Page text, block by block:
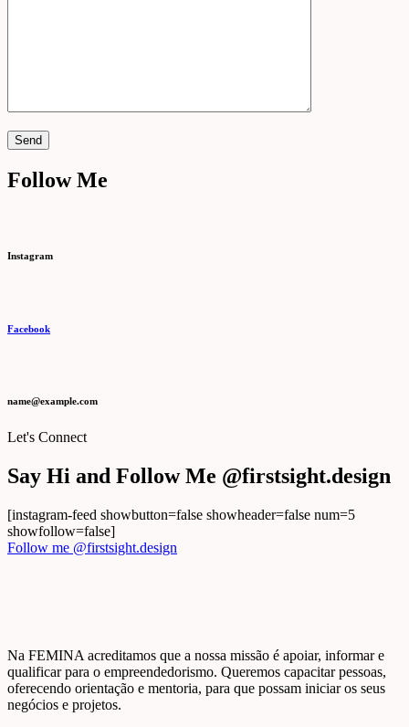
Follow Me
Instagram
Facebook
name@example.com
Let's Connect
Say Hi and Follow Me @firstsight.design
[instagram-feed showbutton=false showheader=false num=5
showfollow=false]
Follow me @firstsight.design
Na FEMINA acreditamos que a nossa missão é apoiar, informar e
qualificar para o empreendedorismo. Queremos capacitar pessoas,
oferecendo orientação e mentoria, para que possam iniciar os seus
negócios e projetos.